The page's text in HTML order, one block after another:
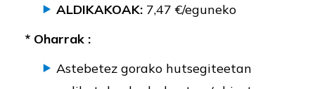
ALDIKAKOAK: 7,47 €/eguneko
* Oharrak :
Astebetez gorako hutsegiteetan